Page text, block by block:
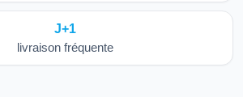
J+1
livraison fréquente